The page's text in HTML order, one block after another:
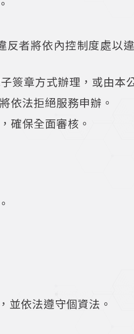
者將依內控制度處以
簽章方式辦理，或由本
依法拒絕服務申辦。
確保全面審核。
並依法遵守個資法。